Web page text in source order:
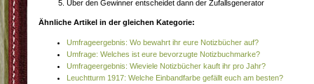
Über den Gewinner entscheidet dann der Zufallsgenerator
Ähnliche Artikel in der gleichen Kategorie:
Umfrageergebnis: Wo bewahrt ihr eure Notizbücher auf?
Umfrage: Welches ist eure bevorzugte Notizbuchmarke?
Umfrageergebnis: Wieviele Notizbücher kauft ihr pro Jahr?
Leuchtturm 1917: Welche Einbandfarbe gefällt euch am besten?